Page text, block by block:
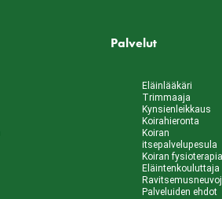
Palvelut
Eläinlääkäri
Trimmaaja
Kynsienleikkaus
Koirahieronta
Koiran
itsepalvelupesula
Koiran fysioterapia
Eläintenkouluttaja
Palveluiden ehdot